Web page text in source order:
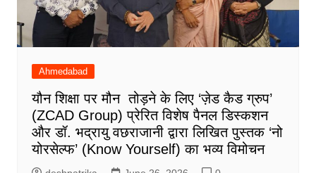
Ahmedabad
यौन शिक्षा पर मौन तोड़ने के लिए ‘ज़ेड कैड ग्रुप’
(ZCAD Group) प्रेरित विशेष पैनल डिस्कशन
और डॉ. भद्रायु वछराजानी द्वारा लिखित पुस्तक ‘नो
योरसेल्फ’ (Know Yourself) का भव्य विमोचन